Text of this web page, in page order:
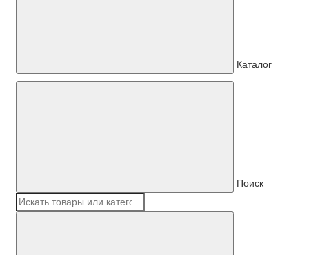
Каталог
Поиск